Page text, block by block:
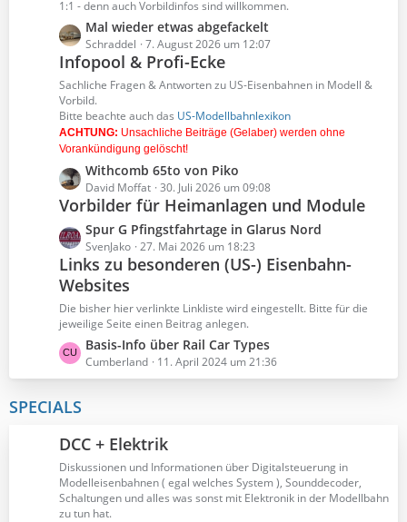
e
B
e
i
t
r
ä
g
e
1:1 - denn auch Vorbildinfos sind willkommen.
L
e
z
t
e
B
e
i
t
r
ä
g
e
Mal wieder etwas abgefackelt
Schraddel 7. August 2026 um 12:07
Infopool & Profi-Ecke
Sachliche Fragen & Antworten zu US-Eisenbahnen in Modell &
Vorbild.
Bitte beachte auch das US-Modellbahnlexikon
ACHTUNG: Unsachliche Beiträge (Gelaber) werden ohne
Vorankündigung gelöscht!
L
e
t
z
t
e
B
e
i
t
r
e
Withcomb 65to von Piko
David Moffat 30. Juli 2026 um 09:08
Vorbilder für Heimanlagen und Module
L
e
t
z
t
e
B
e
i
r
g
e
Spur G Pfingstfahrtage in Glarus Nord
SvenJako 27. Mai 2026 um 18:23
Links zu besonderen (US-) Eisenbahn-
Websites
Die bisher hier verlinkte Linkliste wird eingestellt. Bitte für die
jeweilige Seite einen Beitrag anlegen.
L
e
t
z
t
e
B
e
i
t
Basis-Info über Rail Car Types
Cumberland 11. April 2024 um 21:36
SPECIALS
DCC + Elektrik
Diskussionen und Informationen über Digitalsteuerung in
Modelleisenbahnen ( egal welches System ), Sounddecoder,
Schaltungen und alles was sonst mit Elektronik in der Modellbahn
zu tun hat.